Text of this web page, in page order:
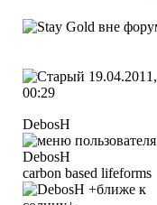
19.04.2011,
00:29
DebosH
carbon based lifeforms